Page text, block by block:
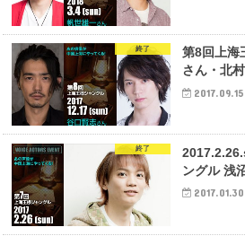
終了
第8回上
さん・北
2017.09.15
終了
ングル 浅
2017.01.30